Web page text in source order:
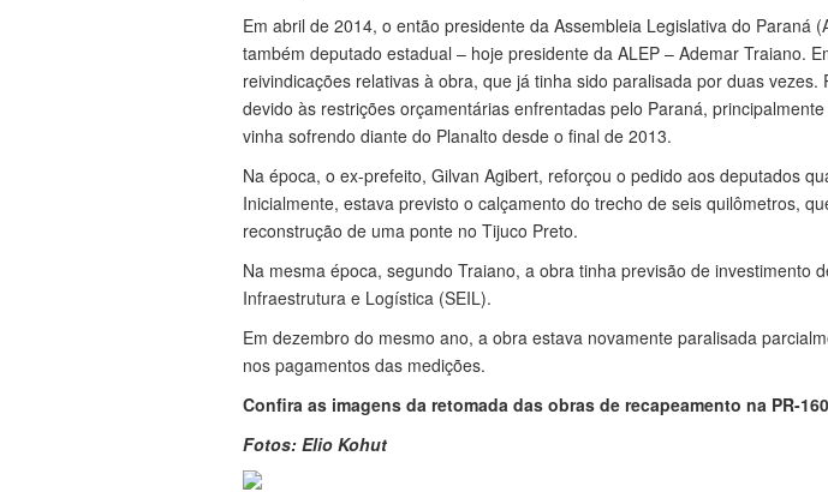
Em abril de 2014, o então presidente da Assembleia Legislativa do Paraná
também deputado estadual – hoje presidente da ALEP – Ademar Traiano.
reivindicações relativas à obra, que já tinha sido paralisada por duas
devido às restrições orçamentárias enfrentadas pelo Paraná,
vinha sofrendo diante do Planalto desde o final de 2013.
Na época, o ex-prefeito, Gilvan Agibert, reforçou o pedido aos deputados
Inicialmente, estava previsto o calçamento do trecho de seis quilômetros,
reconstrução de uma ponte no Tijuco Preto.
Na mesma época, segundo Traiano, a obra tinha previsão de investimento
Infraestrutura e Logística (SEIL).
Em dezembro do mesmo ano, a obra estava novamente paralisada
nos pagamentos das medições.
Confira as imagens da retomada das obras de recapeamento na PR-160
Fotos: Elio Kohut